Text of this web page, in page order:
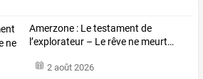
Amerzone : Letestament de
l’explorateur – Le rêve ne meurt…
2 août 2026